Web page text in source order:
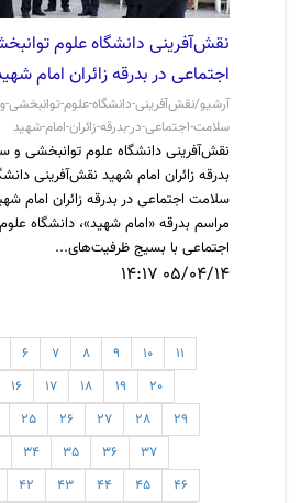
نقش‌آفرینی دانشگاه علوم
اجتماعی در بدرقه زائران امام
سلامت-اجتماعی-در-بدرقه-زائران-امام-شهید
نقش‌آفرینی دانشگاه علوم توانبخشی و
بدرقه زائران امام شهید نقش‌آفرینی
سلامت اجتماعی در بدرقه زائران امام
مراسم بدرقه «امام شهید»، دانشگاه
اجتماعی با بسیج ظرفیت‌های...
05/04/14 14:17
6 7 8 9 10
11
16 17 18 19
20
25 26 27 28
29
34 35 36
37
42 43 44 45
46